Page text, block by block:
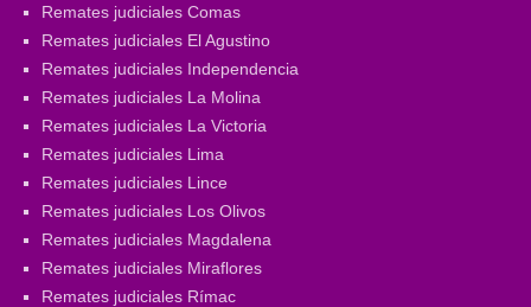
Remates judiciales Comas
Remates judiciales El Agustino
Remates judiciales Independencia
Remates judiciales La Molina
Remates judiciales La Victoria
Remates judiciales Lima
Remates judiciales Lince
Remates judiciales Los Olivos
Remates judiciales Magdalena
Remates judiciales Miraflores
Remates judiciales Rímac